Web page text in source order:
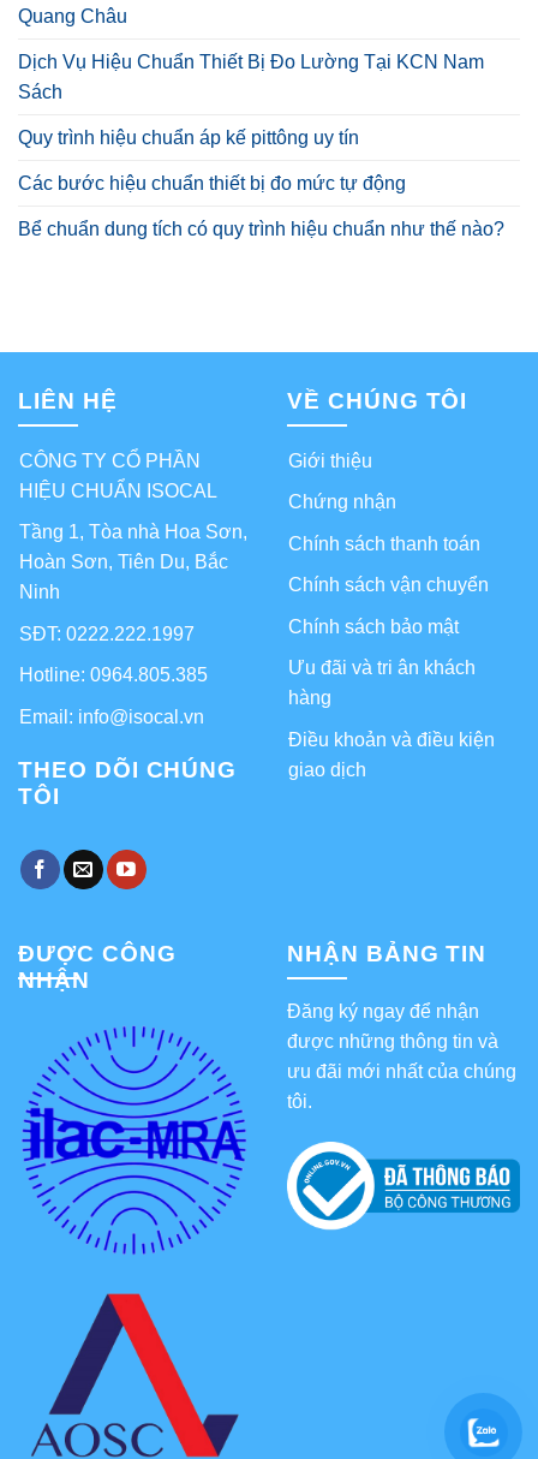
Quang Châu
Dịch Vụ Hiệu Chuẩn Thiết Bị Đo Lường Tại KCN Nam
Sách
Quy trình hiệu chuẩn áp kế pittông uy tín
Các bước hiệu chuẩn thiết bị đo mức tự động
Bể chuẩn dung tích có quy trình hiệu chuẩn như thế nào?
LIÊN HỆ
CÔNG TY CỔ PHẦN
HIỆU CHUẨN ISOCAL
Tầng 1, Tòa nhà Hoa Sơn,
Hoàn Sơn, Tiên Du, Bắc
Ninh
SĐT: 0222.222.1997
Hotline: 0964.805.385
Email: info@isocal.vn
THEO DÕI CHÚNG
TÔI
VỀ CHÚNG TÔI
Giới thiệu
Chứng nhận
Chính sách thanh toán
Chính sách vận chuyển
Chính sách bảo mật
Ưu đãi và tri ân khách
hàng
Điều khoản và điều kiện
giao dịch
ĐƯỢC CÔNG
NHẬN
NHẬN BẢNG TIN
Đăng ký ngay để nhận
được những thông tin và
ưu đãi mới nhất của chúng
tôi.